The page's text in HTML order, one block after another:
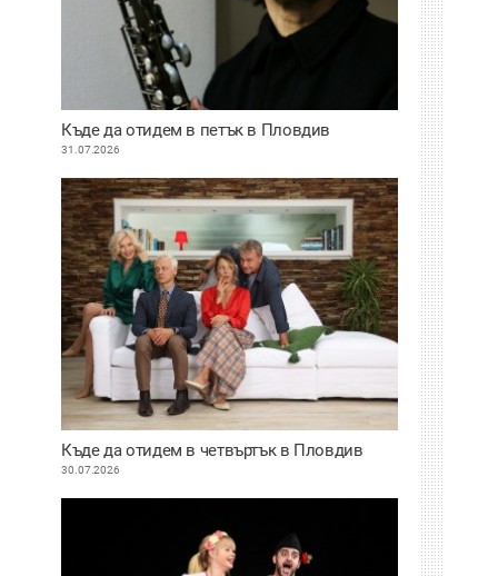
Къде да отидем в петък в Пловдив
31.07.2026
Къде да отидем в четвъртък в Пловдив
30.07.2026